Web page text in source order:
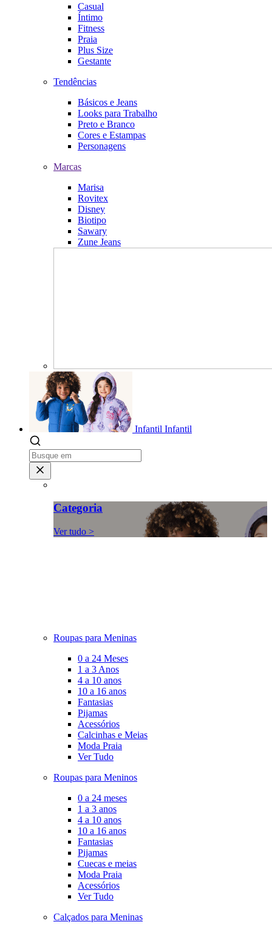
Casual
Íntimo
Fitness
Praia
Plus Size
Gestante
Tendências
Básicos e Jeans
Looks para Trabalho
Preto e Branco
Cores e Estampas
Personagens
Marcas
Marisa
Rovitex
Disney
Biotipo
Sawary
Zune Jeans
Infantil Infantil
Categoria
Ver tudo >
Roupas para Meninas
0 a 24 Meses
1 a 3 Anos
4 a 10 anos
10 a 16 anos
Fantasias
Pijamas
Acessórios
Calcinhas e Meias
Moda Praia
Ver Tudo
Roupas para Meninos
0 a 24 meses
1 a 3 anos
4 a 10 anos
10 a 16 anos
Fantasias
Pijamas
Cuecas e meias
Moda Praia
Acessórios
Ver Tudo
Calçados para Meninas